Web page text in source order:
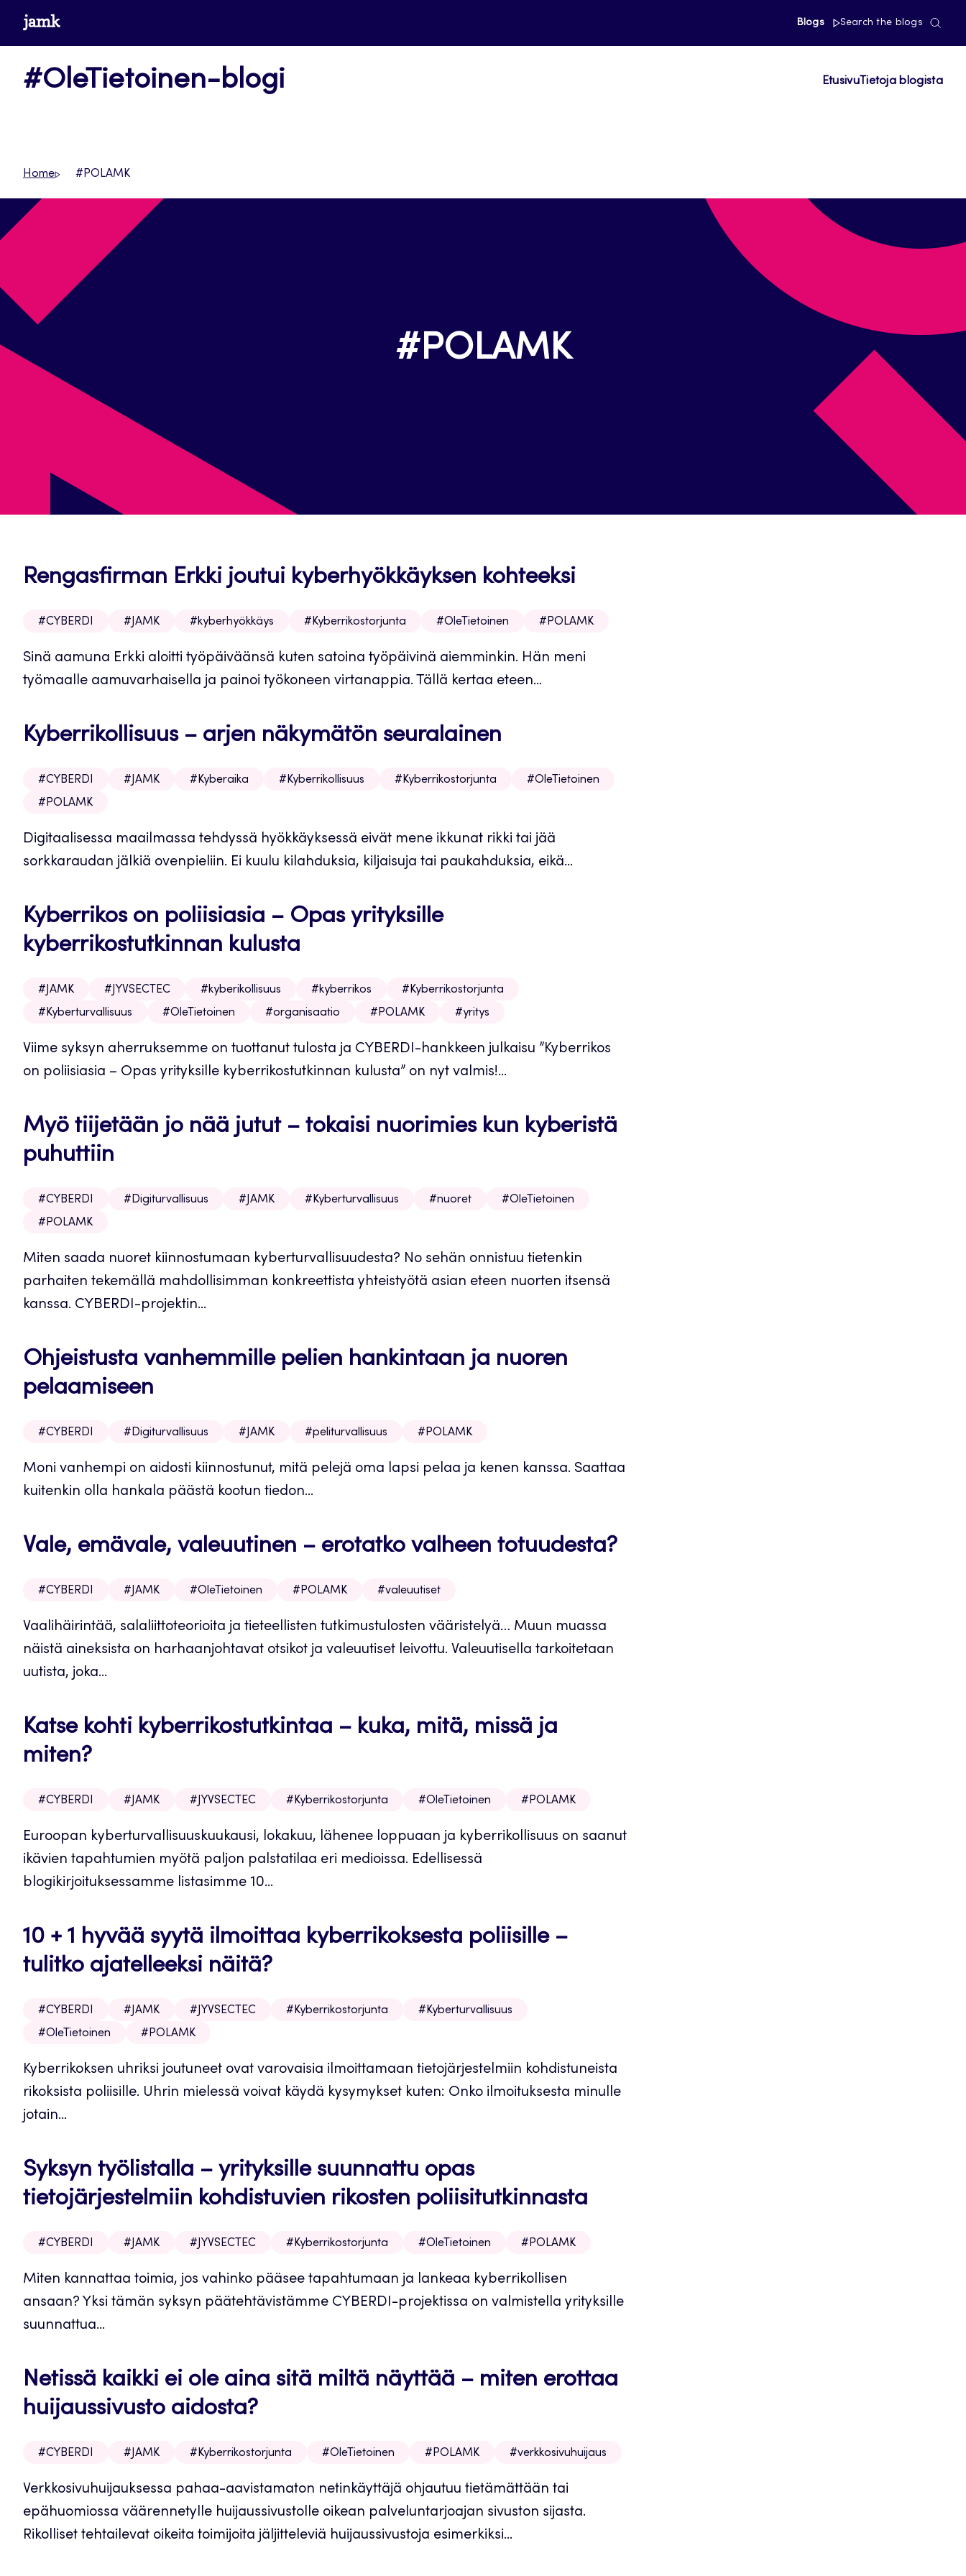
Siirrywww.jamk.fi Blogs Search the blogs
#OleTietoinen-blogi EtusivuTietoja blogista
Home #POLAMK
#POLAMK
Rengasfirman Erkki joutui kyberhyökkäyksen kohteeksi
#CYBERDI #JAMK #kyberhyökkäys #Kyberrikostorjunta #OleTietoinen #POLAMK
Sinä aamuna Erkki aloitti työpäiväänsä kuten satoina työpäivinä aiemminkin. Hän meni
työmaalle aamuvarhaisella ja painoi työkoneen virtanappia. Tällä kertaa eteen...
Kyberrikollisuus – arjen näkymätön seuralainen
#CYBERDI #JAMK #Kyberaika #Kyberrikollisuus #Kyberrikostorjunta
#OleTietoinen
#POLAMK
Digitaalisessa maailmassa tehdyssä hyökkäyksessä eivät mene ikkunat rikki tai jää
sorkkaraudan jälkiä ovenpieliin. Ei kuulu kilahduksia, kiljaisuja tai paukahduksia, eikä...
Kyberrikos on poliisiasia – Opas yrityksille
kyberrikostutkinnan kulusta
#JAMK #JYVSECTEC #kyberikollisuus #kyberrikos
#Kyberrikostorjunta
#Kyberturvallisuus
#OleTietoinen #organisaatio #POLAMK #yritys
Viime syksyn aherruksemme on tuottanut tulosta ja CYBERDI-hankkeen julkaisu ”Kyberrikos
on poliisiasia – Opas yrityksille kyberrikostutkinnan kulusta” on nyt valmis!...
Myö tiijetään jo nää jutut – tokaisi nuorimies kun kyberistä
puhuttiin
#CYBERDI #Digiturvallisuus #JAMK #Kyberturvallisuus #nuoret
#OleTietoinen
#POLAMK
Miten saada nuoret kiinnostumaan kyberturvallisuudesta? No sehän onnistuu tietenkin
parhaiten tekemällä mahdollisimman konkreettista yhteistyötä asian eteen nuorten itsensä
kanssa. CYBERDI-projektin...
Ohjeistusta vanhemmille pelien hankintaan ja nuoren
pelaamiseen
#CYBERDI #Digiturvallisuus #JAMK #peliturvallisuus #POLAMK
Moni vanhempi on aidosti kiinnostunut, mitä pelejä oma lapsi pelaa ja kenen kanssa. Saattaa
kuitenkin olla hankala päästä kootun tiedon...
Vale, emävale, valeuutinen – erotatko valheen totuudesta?
#CYBERDI #JAMK #OleTietoinen #POLAMK #valeuutiset
Vaalihäirintää, salaliittoteorioita ja tieteellisten tutkimustulosten vääristelyä… Muun muassa
näistä aineksista on harhaanjohtavat otsikot ja valeuutiset leivottu. Valeuutisella tarkoitetaan
uutista, joka...
Katse kohti kyberrikostutkintaa – kuka, mitä, missä ja
miten?
#CYBERDI #JAMK #JYVSECTEC #Kyberrikostorjunta #OleTietoinen #POLAMK
Euroopan kyberturvallisuuskuukausi, lokakuu, lähenee loppuaan ja kyberrikollisuus on saanut
ikävien tapahtumien myötä paljon palstatilaa eri medioissa. Edellisessä
blogikirjoituksessamme listasimme 10...
10 + 1 hyvää syytä ilmoittaa kyberrikoksesta poliisille –
tulitko ajatelleeksi näitä?
#CYBERDI #JAMK #JYVSECTEC #Kyberrikostorjunta
#Kyberturvallisuus
#OleTietoinen
#POLAMK
Kyberrikoksen uhriksi joutuneet ovat varovaisia ilmoittamaan tietojärjestelmiin kohdistuneista
rikoksista poliisille. Uhrin mielessä voivat käydä kysymykset kuten: Onko ilmoituksesta minulle
jotain...
Syksyn työlistalla – yrityksille suunnattu opas
tietojärjestelmiin kohdistuvien rikosten poliisitutkinnasta
#CYBERDI #JAMK #JYVSECTEC #Kyberrikostorjunta #OleTietoinen #POLAMK
Miten kannattaa toimia, jos vahinko pääsee tapahtumaan ja lankeaa kyberrikollisen
ansaan? Yksi tämän syksyn päätehtävistämme CYBERDI-projektissa on valmistella yrityksille
suunnattua...
Netissä kaikki ei ole aina sitä miltä näyttää – miten erottaa
huijaussivusto aidosta?
#CYBERDI #JAMK #Kyberrikostorjunta #OleTietoinen #POLAMK #verkkosivuhuijaus
Verkkosivuhuijauksessa pahaa-aavistamaton netinkäyttäjä ohjautuu tietämättään tai
epähuomiossa väärennetylle huijaussivustolle oikean palveluntarjoajan sivuston sijasta.
Rikolliset tehtailevat oikeita toimijoita jäljitteleviä huijaussivustoja esimerkiksi...